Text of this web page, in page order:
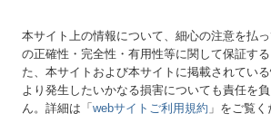
本サイト上の情報について、細心の注意を払
の正確性・完全性・有用性等に関して保証す
た、本サイトおよび本サイトに掲載されてい
より発生したいかなる損害についても責任を
ん。詳細は「webサイトご利用規約 」をご覧く